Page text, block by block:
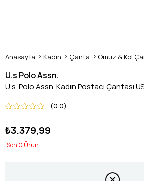
Anasayfa Kadın Çanta Omuz & Kol
U.s Polo Assn.
U.s. Polo Assn. Kadın Postacı Çantası
0.0
₺3.379,99
0